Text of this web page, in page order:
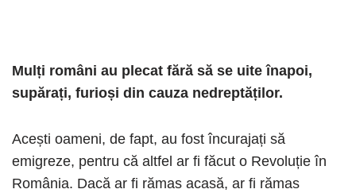
Mulți români au plecat fără să se uite înapoi,
supărați, furioși din cauza nedreptăților.
Acești oameni, de fapt, au fost încurajați să
emigreze, pentru că altfel ar fi făcut o Revoluție în
România. Dacă ar fi rămas acasă, ar fi rămas